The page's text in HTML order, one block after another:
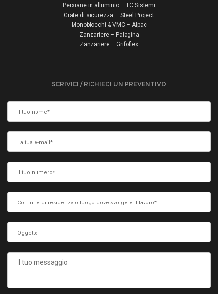
Persiane in alluminio – TC Sistemi
Grate di sicurezza – Steel Project
Monoblocchi & VMC – Alpac
Zanzariere – Palagina
Zanzariere – Grifoflex
SCRIVICI / RICHIEDI UN PREVENTIVO